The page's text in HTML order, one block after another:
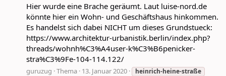
Hier wurde eine Brache geräumt. Laut luise-nord.de
könnte hier ein Wohn- und Geschäftshaus hinkommen.
Es handelst sich dabei NICHT um dieses Grundstueck:
https://www.architektur-urbanistik.berlin/index.php?
threads/wohnh%C3%A4user-k%C3%B6penicker-
stra%C3%9Fe-104-114.122/
guruzug Thema 13. Januar 2020
heinrich-heine-straße